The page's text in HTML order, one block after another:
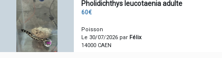
Pholidichthys leucotaenia adulte
60€
Poisson
Le 30/07/2026 par Félix
14000 CAEN